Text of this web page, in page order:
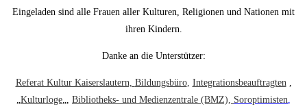
Eingeladen sind alle Frauen aller Kulturen, Religionen und Nationen mit
ihren Kindern.
Danke an die Unterstützer:
Referat Kultur Kaiserslautern, Bildungsbüro, Integrationsbeauftragten ,
„Kulturloge„, Bibliotheks- und Medienzentrale (BMZ), Soroptimisten,